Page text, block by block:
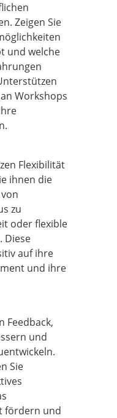
Zeigen Sie
und welche
Workshops
Flexibilität
ihnen die
zu
oder flexible
Diese
auf ihre
und ihre
Feedback,
und
Sie
fördern und